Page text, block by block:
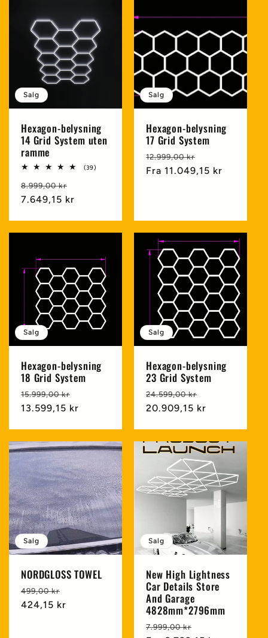
Salg
Hexagon-belysning
14 Grid System uten
ramme
(39)
Vanlig
pris
8.999,00 kr
7.649,15 kr
Salg
Hexagon-belysning
17 Grid System
Vanlig
pris
12.999,00 kr
Fra 11.049,15 kr
Salg
Hexagon-belysning
18 Grid System
Vanlig
pris
15.999,00 kr
13.599,15 kr
Salg
Hexagon-belysning
23 Grid System
Vanlig
pris
24.599,00 kr
20.909,15 kr
Salg
NORDGLOSS TOWEL
Vanlig
pris
499,00 kr
424,15 kr
Salg
New High Lightness
Car Details Store
And Garage
4828mm*2796mm
Vanlig
7.999,00 kr